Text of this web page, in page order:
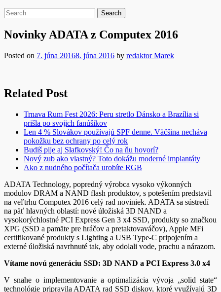
Novinky ADATA z Computex 2016
Posted on 7. júna 20168. júna 2016 by redaktor Marek
Related Post
Trnava Rum Fest 2026: Peru stretlo Dánsko a Brazília si
prišla po svojich fanúšikov
Len 4 % Slovákov používajú SPF denne. Väčšina necháva
pokožku bez ochrany po celý rok
Budiš pije aj Slafkovský! Čo na ňu hovorí?
Nový zub ako vlastný? Toto dokážu moderné implantáty
Ako z nudného počítača urobíte RGB
ADATA Technology, popredný výrobca vysoko výkonných
modulov DRAM a NAND flash produktov, s potešením predstavil
na veľtrhu Computex 2016 celý rad noviniek. ADATA sa sústredí
na päť hlavných oblastí: nové úložiská 3D NAND a
vysokorýchlostné PCI Express Gen 3 x4 SSD, produkty so značkou
XPG (SSD a pamäte pre hráčov a pretaktovaváčov), Apple MFi
certifikované produkty s Lighting a USB Type-C pripojením a
externé úložiská navrhnuté tak, aby odolali vode, prachu a nárazom.
Vítame novú generáciu SSD: 3D NAND a PCI Express 3.0 x4
V snahe o implementovanie a optimalizácia vývoja „solid state“
technológie pripravila ADATA rad SSD diskov, ktoré využívajú 3D